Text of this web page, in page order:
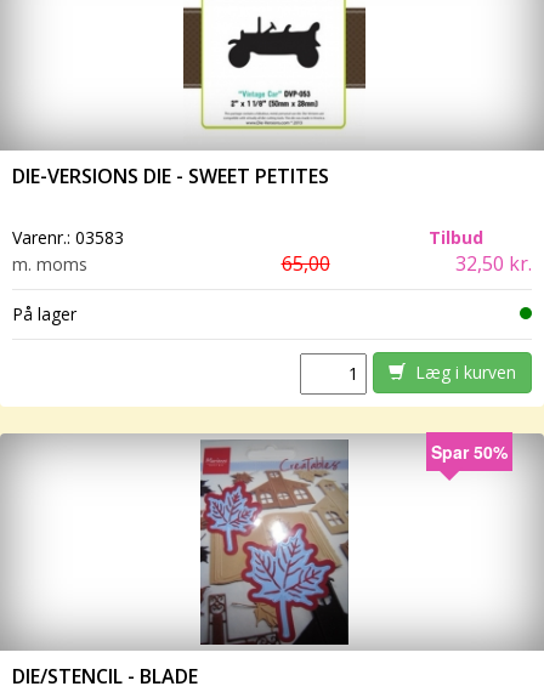
DIE-VERSIONS DIE - SWEET PETITES
Varenr.: 03583
Tilbud
m. moms
65,00 32,50 kr.
På lager
Læg i kurven
Spar 50%
DIE/STENCIL - BLADE